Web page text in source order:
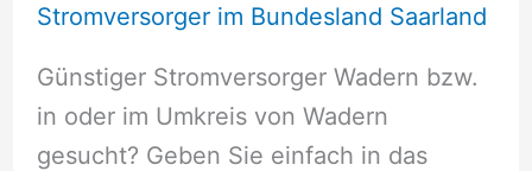
Stromversorger im Bundesland Saarland
Günstiger Stromversorger Wadern bzw.
in oder im Umkreis von Wadern
gesucht? Geben Sie einfach in das